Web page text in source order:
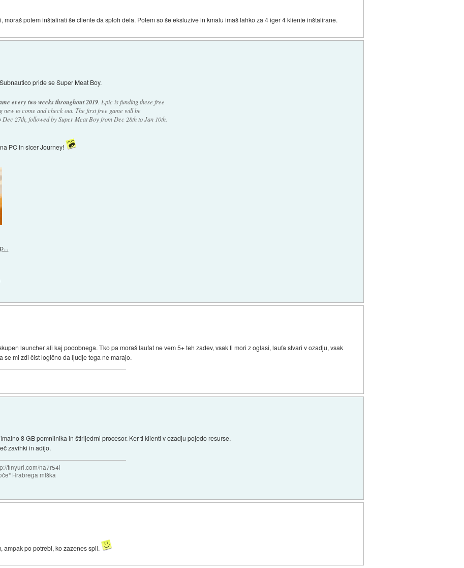
moraš potem inštalirati še cliente da sploh dela. Potem so še eksluzive in kmalu imaš lahko za 4 iger 4 kliente inštalirane.
pride se Super Meat Boy.
every two weeks throughout 2019. Epic is funding these free
new to come and check out. The first free game will be
27th, followed by Super Meat Boy from Dec 28th to Jan 10th.
PC in sicer Journey!
launcher ali kaj podobnega. Tko pa moraš laufat ne vem 5+ teh zadev, vsak ti mori z oglasi, laufa stvari v ozadju, vsak
se mi zdi čist logično da ljudje tega ne marajo.
8 GB pomnilnika in štirijedrni procesor. Ker ti klienti v ozadju pojedo resurse.
zavihki in adijo.
tinyurl.com/na7r54l
Hrabrega miška
ampak po potrebi, ko zazenes spil.